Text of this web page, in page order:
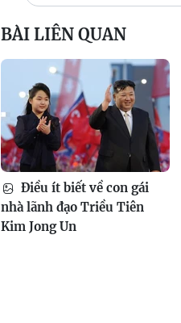
BÀI LIÊN QUAN
Điều ít biết về con gái
nhà lãnh đạo Triều Tiên
Kim Jong Un